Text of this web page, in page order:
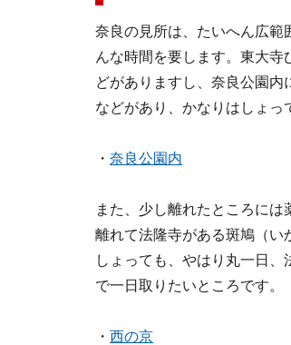
奈良の見所は、たいへん広範
んな時間を要します。東大
どがありますし、奈良公園
などがあり、かなりはしょっ
・ 奈良公園内
また、少し離れたところに
離れて法隆寺がある斑鳩（い
しょっても、やはり丸一日
で一日取りたいところです。
・ 西の京